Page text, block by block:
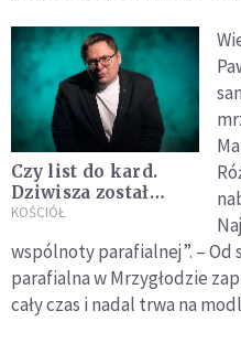
Czy list do kard.
Dziwisza został
odnaleziony?
podsumowuje
Tomasz
Terlikowski
KOŚCIÓŁ
wspólnoty parafialnej”. –
parafialna w Mrzygłodzie
cały czas i nadal trwa na